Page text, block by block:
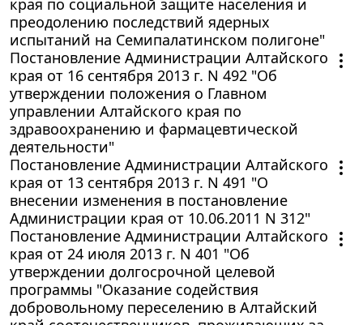
преодолению последствий ядерных
испытаний на Семипалатинском полигоне"
Постановление Администрации Алтайского
края от 16 сентября 2013 г. N 492 "Об
утверждении положения о Главном
управлении Алтайского края по
здравоохранению и фармацевтической
деятельности"
Постановление Администрации Алтайского
края от 13 сентября 2013 г. N 491 "О
внесении изменения в постановление
Администрации края от 10.06.2011 N 312"
Постановление Администрации Алтайского
края от 24 июля 2013 г. N 401 "Об
утверждении долгосрочной целевой
программы "Оказание содействия
добровольному переселению в Алтайский